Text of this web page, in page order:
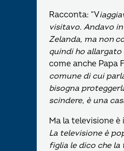
Racconta: “V
visitavo. Andavo
Zelanda, ma non
quindi ho
come anche Papa
comune di cui
bisogna
scindere, è una
Ma la televisione è
La televisione è
figlia le dico che